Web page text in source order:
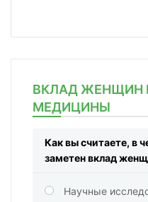
ВКЛАД ЖЕНЩИН
МЕДИЦИНЫ
Как вы считаете, в
заметен вклад
Научные